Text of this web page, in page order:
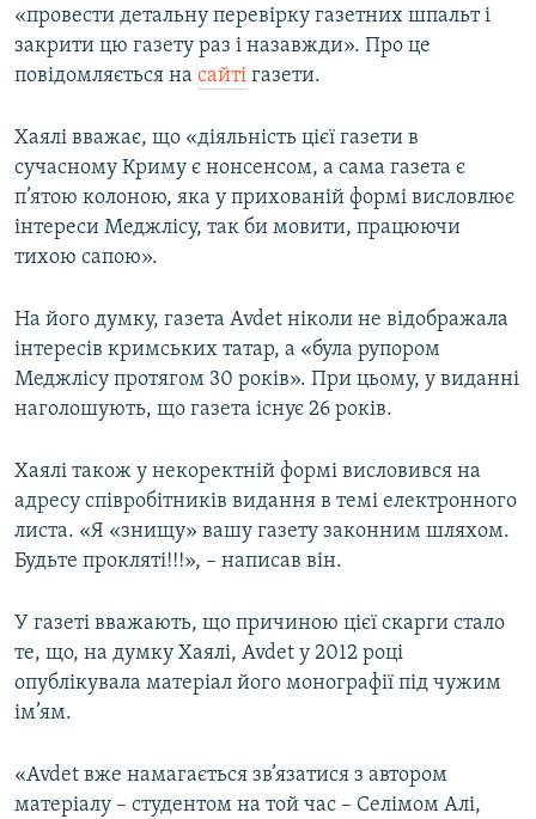
«провести детальну перевірку газетних шпальт і
закрити цю газету раз і назавжди». Про це
повідомляється на сайті газети.
Хаялі вважає, що «діяльність цієї газети в
сучасному Криму є нонсенсом, а сама газета є
п’ятою колоною, яка у прихованій формі висловлює
інтереси Меджлісу, так би мовити, працюючи
тихою сапою».
На його думку, газета Avdet ніколи не відображала
інтересів кримських татар, а «була рупором
Меджлісу протягом 30 років». При цьому, у виданні
наголошують, що газета існує 26 років.
Хаялі також у некоректній формі висловився на
адресу співробітників видання в темі електронного
листа. «Я «знищу» вашу газету законним шляхом.
Будьте прокляті!!!», – написав він.
У газеті вважають, що причиною цієї скарги стало
те, що, на думку Хаялі, Avdet у 2012 році
опублікувала матеріал його монографії під чужим
ім’ям.
«Avdet вже намагається зв’язатися з автором
матеріалу – студентом на той час – Селімом Алі,